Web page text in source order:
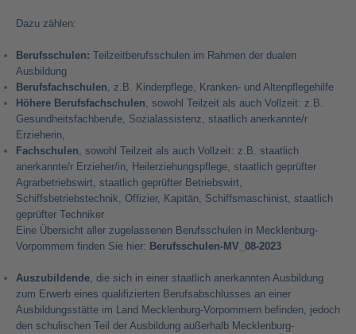
Dazu zählen:
Berufsschulen: Teilzeitberufsschulen im Rahmen der dualen
Ausbildung
Berufsfachschulen, z.B. Kinderpflege, Kranken- und Altenpflegehilfe
Höhere Berufsfachschulen, sowohl Teilzeit als auch Vollzeit: z.B.
Gesundheitsfachberufe, Sozialassistenz, staatlich anerkannte/r
Erzieherin,
Fachschulen, sowohl Teilzeit als auch Vollzeit: z.B. staatlich
anerkannte/r Erzieher/in, Heilerziehungspflege, staatlich geprüfter
Agrarbetriebswirt, staatlich geprüfter Betriebswirt,
Schiffsbetriebstechnik, Offizier, Kapitän, Schiffsmaschinist, staatlich
geprüfter Techniker
Eine Übersicht aller zugelassenen Berufsschulen in Mecklenburg-
Vorpommern finden Sie hier: Berufsschulen-MV_08-2023
Auszubildende, die sich in einer staatlich anerkannten Ausbildung
zum Erwerb eines qualifizierten Berufsabschlusses an einer
Ausbildungsstätte im Land Mecklenburg-Vorpommern befinden, jedoch
den schulischen Teil der Ausbildung außerhalb Mecklenburg-